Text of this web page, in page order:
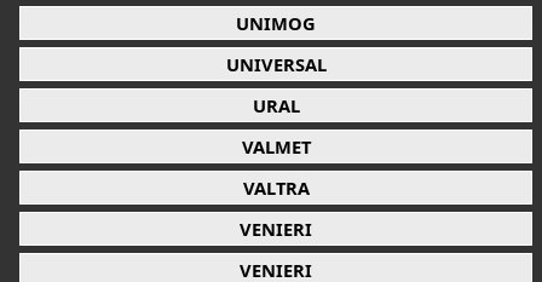
UNIMOG
UNIVERSAL
URAL
VALMET
VALTRA
VENIERI
VENIERI